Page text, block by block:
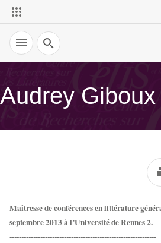
Recherche
Audrey Giboux
Maîtresse de conférences en littérature
septembre 2013 à l’Université de Rennes 2.
--------------------------------------------------------------